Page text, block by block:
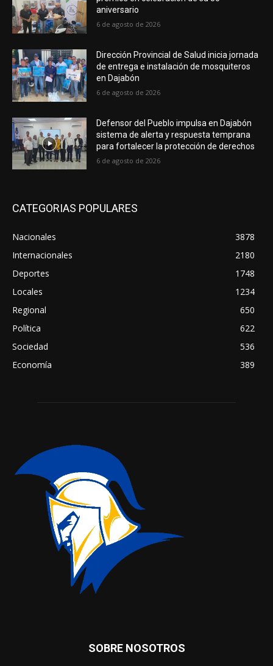
aniversario
6 de agosto de 2026
Dirección Provincial de Salud inicia jornada
de entrega e instalación de mosquiteros
en Dajabón
6 de agosto de 2026
Defensor del Pueblo impulsa en Dajabón
sistema de alerta y respuesta temprana
para fortalecer la protección de derechos
6 de agosto de 2026
CATEGORIAS POPULARES
Nacionales
3878
Internacionales
2180
Deportes
1748
Locales
1234
Regional
650
Política
622
Sociedad
536
Economía
389
SOBRE NOSOTROS